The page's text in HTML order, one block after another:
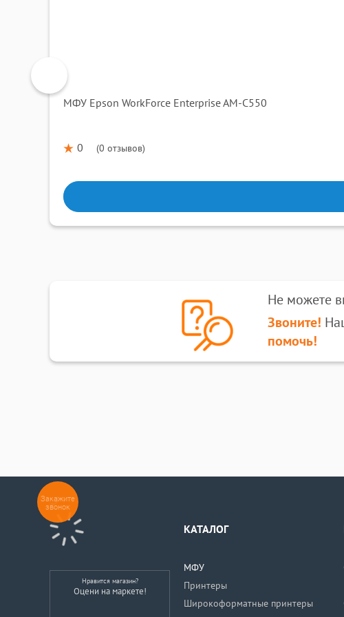
МФУ Epson WorkForce Enterprise AM-C550
0 (0 отзывов)
Не можете
Звоните!
помочь!
Нравится магазин?
Оцени на маркете!
КАТАЛОГ
МФУ
Принтеры
Широкоформатные принтеры
Закажите
звонок